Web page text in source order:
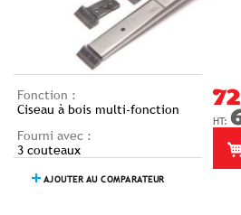
Fonction :
Ciseau à bois multi-fonction
Fourni avec :
3 couteaux
AJOUTER AU COMPARATEUR